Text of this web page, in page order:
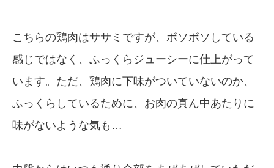
こちらの鶏肉はササミですが、ボソボソしている
感じではなく、ふっくらジューシーに仕上がって
います。ただ、鶏肉に下味がついていないのか、
ふっくらしているために、お肉の真ん中あたりに
味がないような気も…